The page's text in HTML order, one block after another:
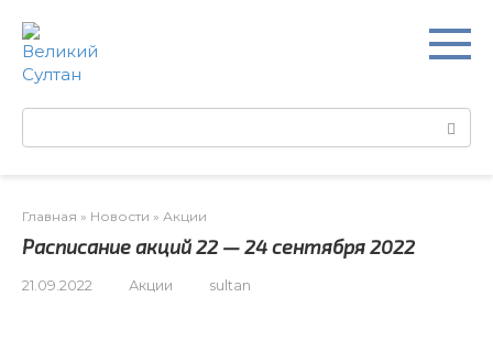
контенту
Поиск:
Главная » Новости » Акции
Расписание акций 22 — 24 сентября 2022
21.09.2022 Акции sultan